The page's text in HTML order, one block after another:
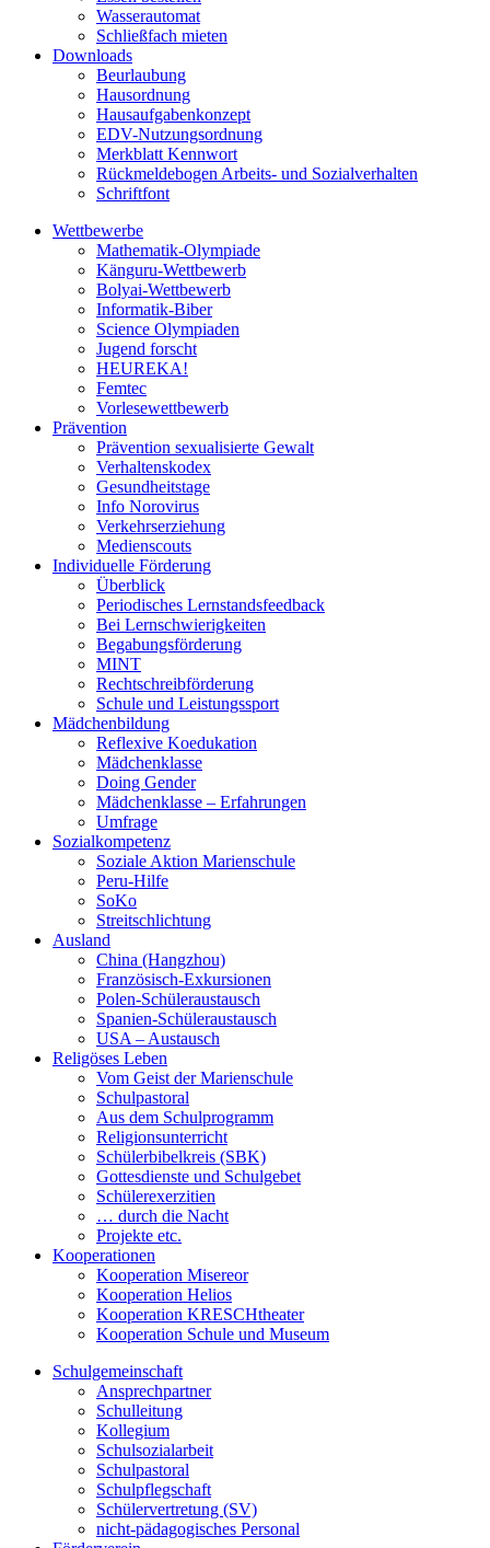
Wasserautomat
Schließfach mieten
Downloads
Beurlaubung
Hausordnung
Hausaufgabenkonzept
EDV-Nutzungsordnung
Merkblatt Kennwort
Rückmeldebogen Arbeits- und Sozialverhalten
Schriftfont
Wettbewerbe
Mathematik-Olympiade
Känguru-Wettbewerb
Bolyai-Wettbewerb
Informatik-Biber
Science Olympiaden
Jugend forscht
HEUREKA!
Femtec
Vorlesewettbewerb
Prävention
Prävention sexualisierte Gewalt
Verhaltenskodex
Gesundheitstage
Info Norovirus
Verkehrserziehung
Medienscouts
Individuelle Förderung
Überblick
Periodisches Lernstandsfeedback
Bei Lernschwierigkeiten
Begabungsförderung
MINT
Rechtschreibförderung
Schule und Leistungssport
Mädchenbildung
Reflexive Koedukation
Mädchenklasse
Doing Gender
Mädchenklasse – Erfahrungen
Umfrage
Sozialkompetenz
Soziale Aktion Marienschule
Peru-Hilfe
SoKo
Streitschlichtung
Ausland
China (Hangzhou)
Französisch-Exkursionen
Polen-Schüleraustausch
Spanien-Schüleraustausch
USA – Austausch
Religöses Leben
Vom Geist der Marienschule
Schulpastoral
Aus dem Schulprogramm
Religionsunterricht
Schülerbibelkreis (SBK)
Gottesdienste und Schulgebet
Schülerexerzitien
… durch die Nacht
Projekte etc.
Kooperationen
Kooperation Misereor
Kooperation Helios
Kooperation KRESCHtheater
Kooperation Schule und Museum
Schulgemeinschaft
Ansprechpartner
Schulleitung
Kollegium
Schulsozialarbeit
Schulpastoral
Schulpflegschaft
Schülervertretung (SV)
nicht-pädagogisches Personal